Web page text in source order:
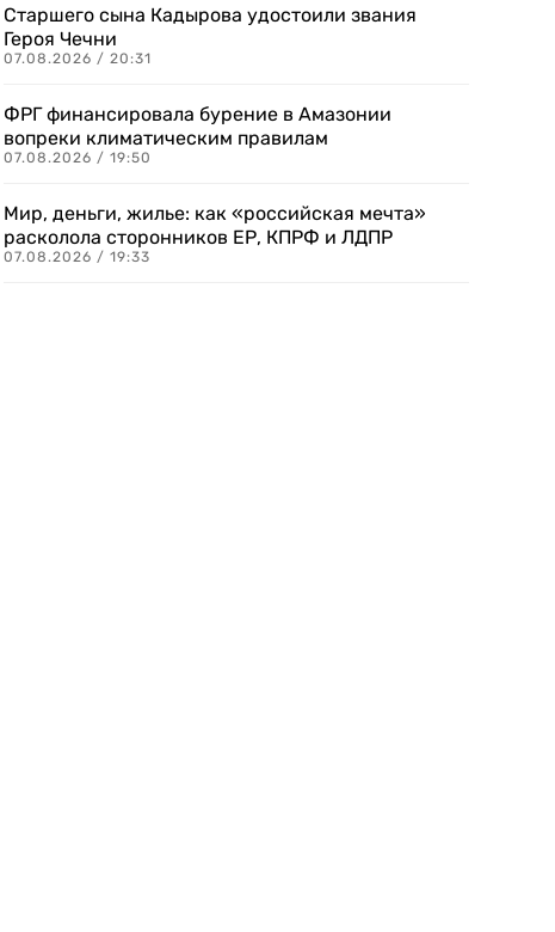
Старшего сына Кадырова удостоили звания
Героя Чечни
07.08.2026 / 20:31
ФРГ финансировала бурение в Амазонии
вопреки климатическим правилам
07.08.2026 / 19:50
Мир, деньги, жилье: как «российская мечта»
расколола сторонников ЕР, КПРФ и ЛДПР
07.08.2026 / 19:33